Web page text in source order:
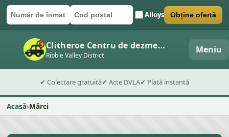
Număr de înmatriculare
Cod poștal Alloys
Trimite formularul Obține ofertă
Clitheroe Centru de dezmembrări auto
Ribble Valley District Meniu
✔ Colectare gratuită✔ Acte DVLA✔ Plată instantă
Acasă Mărci